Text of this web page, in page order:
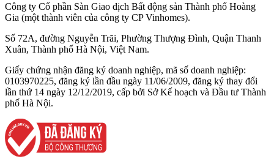
Công ty Cổ phần Sàn Giao dịch Bất động sản Thành phố Hoàng
Gia (một thành viên của công ty CP Vinhomes).
Số 72A, đường Nguyễn Trãi, Phường Thượng Đình, Quận Thanh
Xuân, Thành phố Hà Nội, Việt Nam.
Giấy chứng nhận đăng ký doanh nghiệp, mã số doanh nghiệp:
0103970225, đăng ký lần đầu ngày 11/06/2009, đăng ký thay đổi
lần thứ 14 ngày 12/12/2019, cấp bởi Sở Kế hoạch và Đầu tư Thành
phố Hà Nội.